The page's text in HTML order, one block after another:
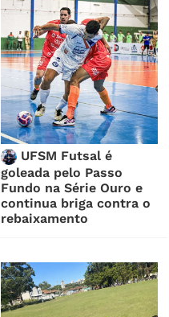
UFSM Futsal é
goleada pelo Passo
Fundo na Série Ouro e
continua briga contra o
rebaixamento